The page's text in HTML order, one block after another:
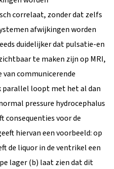
correlaat, zonder dat zelfs
afwijkingen worden
duidelijker dat pulsatie-en
te maken zijn op MRI,
communicerende
parallel loopt met het al dan
pressure hydrocephalus
consequenties voor de
hiervan een voorbeeld: op
de liquor in de ventrikel een
lager (b) laat zien dat dit